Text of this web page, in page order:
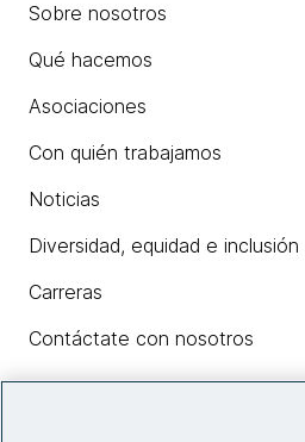
Sobre nosotros
Qué hacemos
Asociaciones
Con quién trabajamos
Noticias
Diversidad, equidad e inclusión
Carreras
Contáctate con nosotros